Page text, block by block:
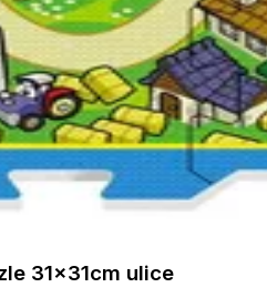
31x31cm ulice